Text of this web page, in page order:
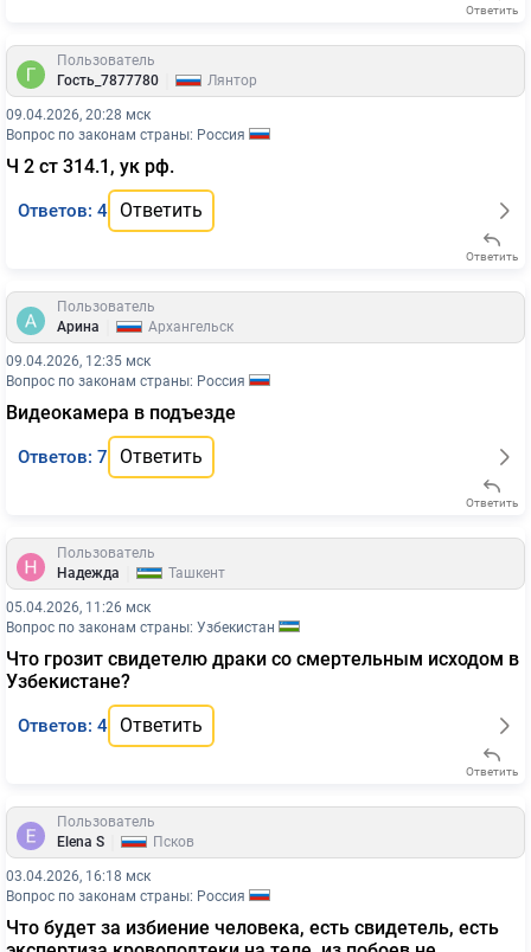
Ответить
Пользователь
Гость_7877780
Лянтор
09.04.2026, 20:28 мск
Вопрос по законам страны: Россия
Ч 2 ст 314.1, ук рф.
Ответов: 4 Ответить
Ответить
Пользователь
Арина
Архангельск
09.04.2026, 12:35 мск
Вопрос по законам страны: Россия
Видеокамера в подъезде
Ответов: 7 Ответить
Ответить
Пользователь
Надежда
Ташкент
05.04.2026, 11:26 мск
Вопрос по законам страны: Узбекистан
Что грозит свидетелю драки со смертельным исходом в
Узбекистане?
Ответов: 4 Ответить
Ответить
Пользователь
Elena S
Псков
03.04.2026, 16:18 мск
Вопрос по законам страны: Россия
Что будет за избиение человека, есть свидетель, есть